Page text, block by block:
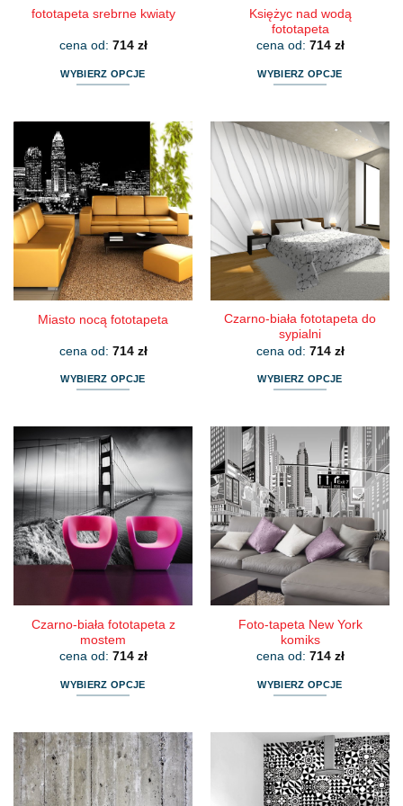
fototapeta srebrne kwiaty
cena od: 714 zł
WYBIERZ OPCJE
wariantów.
Opcje
wybrać
na
stronie
produktu
Księżyc nad wodą
fototapeta
cena od: 714 zł
WYBIERZ OPCJE
wiele
wariantów.
Opcje
można
wybrać
na
stronie
produktu
Miasto nocą fototapeta
cena od: 714 zł
WYBIERZ OPCJE
ma
wiele
wariantów.
Opcje
można
wybrać
na
stronie
Czarno-biała fototapeta do
sypialni
cena od: 714 zł
WYBIERZ OPCJE
wiele
wariantów.
Opcje
można
wybrać
na
stronie
produktu
Czarno-biała fototapeta z
mostem
cena od: 714 zł
WYBIERZ OPCJE
ma
wiele
wariantów.
Opcje
Foto-tapeta New York
komiks
cena od: 714 zł
WYBIERZ OPCJE
ma
wiele
wariantów.
Opcje